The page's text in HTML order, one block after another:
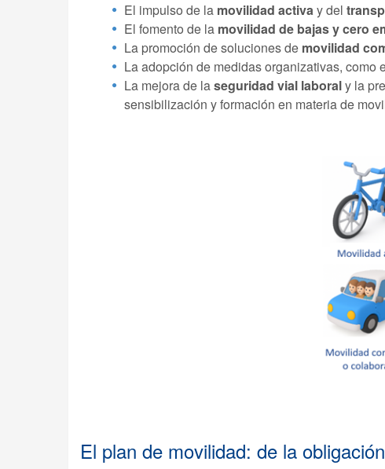
El impulso de la movilidad activay del
El fomento de la movilidad de bajas y cero
La promoción de soluciones de movilidad
La adopción de medidas organizativas, como
La mejora de laseguridad vial laboraly la
sensibilización y formación en materia de
El plan de movilidad: de la